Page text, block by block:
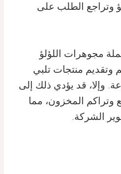
وتراجع الطلب على
مجوهرات اللؤلؤ
وتقديم منتجات تلبي
وإلا، قد يؤدي ذلك إلى
وتراكم المخزون، مما
الشركة.